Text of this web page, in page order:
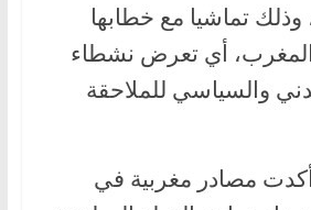
وذلك تماشيا مع خطابها
أي تعرض نشطاء
والسياسي للملاحقة
مصادر مغربية في